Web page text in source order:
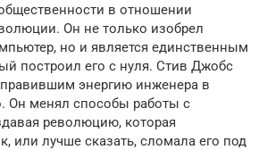
в отношении
Он не только изобрел
но и является единственным
построил его с нуля. Стив Джобс
энергию инженера в
Он менял способы работы с
революцию, которая
или лучше сказать, сломала его под